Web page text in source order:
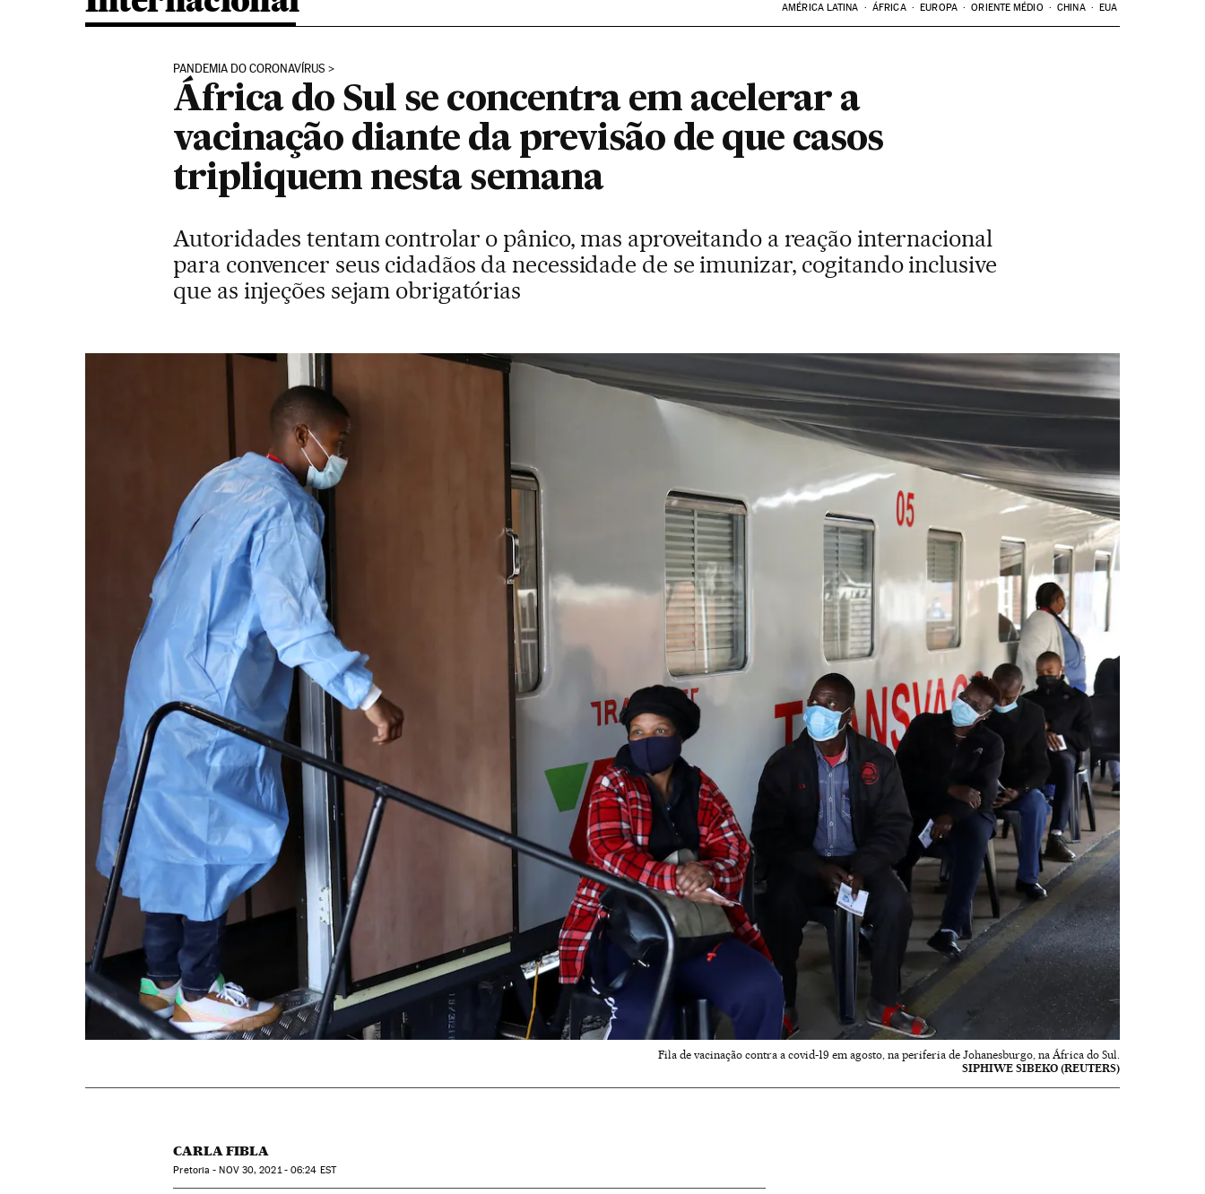
AMÉRICA LATINA ÁFRICA EUROPA ORIENTE MÉDIO CHINA EUA
PANDEMIA DO CORONAVÍRUS
África do Sul se concentra em acelerar a
vacinação diante da previsão de que casos
tripliquem nesta semana
Autoridades tentam controlar o pânico, mas aproveitando a reação internacional
para convencer seus cidadãos da necessidade de se imunizar, cogitando inclusive
que as injeções sejam obrigatórias
Fila de vacinação contra a covid-19 em agosto, na periferia de Johanesburgo, na África do Sul.
SIPHIWE SIBEKO (REUTERS)
CARLA FIBLA
Pretoria - NOV30, 2021 - 06:24 EST